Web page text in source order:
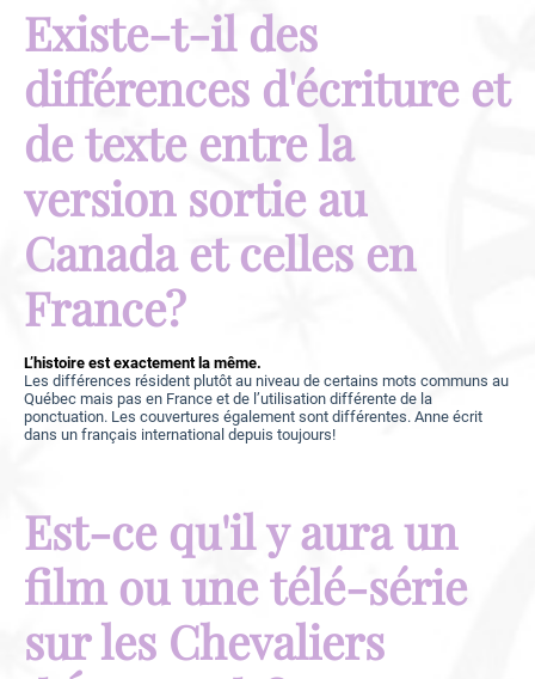
Existe-t-il des
différences d'écriture et
de texte entre la
version sortie au
Canada et celles en
France?
L’histoire est exactement la même.
Les différences résident plutôt au niveau de certains mots communs au
Québec mais pas en France et de l’utilisation différente de la
ponctuation. Les couvertures également sont différentes. Anne écrit
dans un français international depuis toujours!
Est-ce qu'il y aura un
film ou une télé-série
sur les Chevaliers